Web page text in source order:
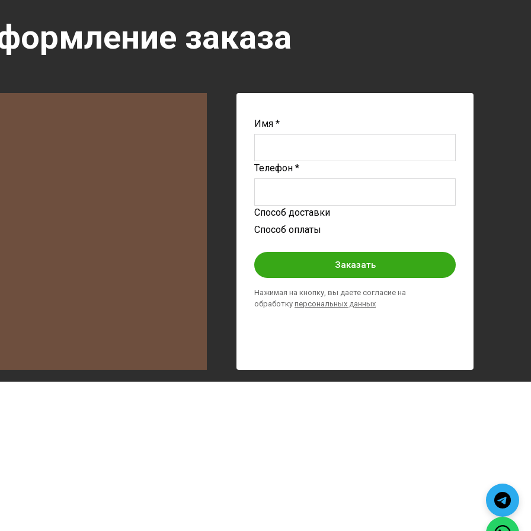
заказа
Имя *
Телефон *
Способ доставки
Способ оплаты
Заказать
Нажимая на кнопку, вы даете согласие на
обработку персональных данных